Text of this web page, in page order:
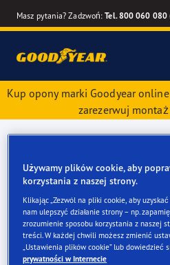
Masz pytania? Zadzwoń:Tel. 800 060 080
Kup opony marki Goodyear
zarezerwuj
Używamy plików cookie, aby
korzystania z naszej strony.
Klikając „Zezwól na pliki cookie, aby
nam ulepszyć działanie strony – np.
zrozumienie sposobu korzystania z naszej
treści. W każdej chwili możesz zmienić
„Ustawienia plików cookie” lub dowiedzieć
prywatności w Internecie